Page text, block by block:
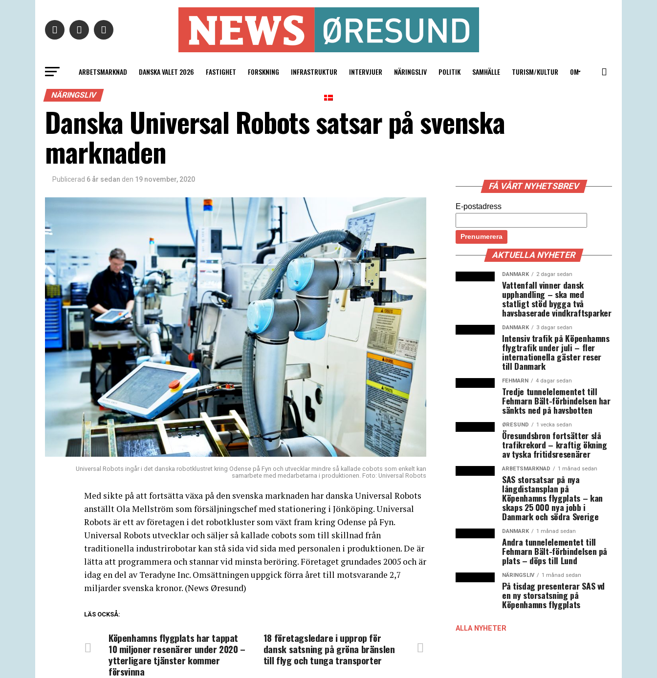
ARBETSMARKNAD DANSKA VALET 2026 FASTIGHET FORSKNING INFRASTRUKTUR INTERVJUER NÄRINGSLIV POLITIK SAMHÄLLE TURISM/KULTUR OM
NÄRINGSLIV
Danska Universal Robots satsar på svenska
marknaden
Publicerad 6 år sedan den 19 november, 2020
Universal Robots ingår i det danska robotklustret kring Odense på Fyn och utvecklar mindre så kallade cobots som enkelt kan
samarbete med medarbetarna i produktionen. Foto: Universal Robots
Med sikte på att fortsätta växa på den svenska marknaden har danska Universal Robots
anställt Ola Mellström som försäljningschef med stationering i Jönköping. Universal
Robots är ett av företagen i det robotkluster som växt fram kring Odense på Fyn.
Universal Robots utvecklar och säljer så kallade cobots som till skillnad från
traditionella industrirobotar kan stå sida vid sida med personalen i produktionen. De är
lätta att programmera och stannar vid minsta beröring. Företaget grundades 2005 och är
idag en del av Teradyne Inc. Omsättningen uppgick förra året till motsvarande 2,7
miljarder svenska kronor. (News Øresund)
LÄS OCKSÅ:
18 företagsledare i upprop för
dansk satsning på gröna bränslen
till flyg och tunga transporter
Köpenhamns flygplats har tappat
10 miljoner resenärer under 2020 –
ytterligare tjänster kommer
försvinna
FÅ VÅRT NYHETSBREV
E-postadress
AKTUELLA NYHETER
DANMARK 2 dagar sedan
Vattenfall vinner dansk
upphandling – ska med
statligt stöd bygga två
havsbaserade vindkraftsparker
DANMARK 3 dagar sedan
Intensiv trafik på Köpenhamns
flygtrafik under juli – fler
internationella gäster reser
till Danmark
FEHMARN 4 dagar sedan
Tredje tunnelelementet till
Fehmarn Bält-förbindelsen har
sänkts ned på havsbotten
ØRESUND 1 vecka sedan
Öresundsbron fortsätter slå
trafikrekord – kraftig ökning
av tyska fritidsresenärer
ARBETSMARKNAD 1 månad sedan
SAS storsatsar på nya
långdistansplan på
Köpenhamns flygplats – kan
skaps 25 000 nya jobb i
Danmark och södra Sverige
DANMARK 1 månad sedan
Andra tunnelelementet till
Fehmarn Bält-förbindelsen på
plats – döps till Lund
NÄRINGSLIV 1 månad sedan
På tisdag presenterar SAS vd
en ny storsatsning på
Köpenhamns flygplats
ALLA NYHETER